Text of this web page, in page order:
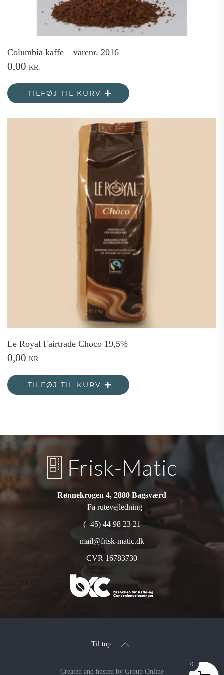
Columbia kaffe – varenr. 2016
0,00 KR.
TILFØJ TIL KURV
Le Royal Fairtrade Choco 19,5%
0,00 KR.
TILFØJ TIL KURV
Rønnekrogen 4, 2880 Bagsværd
– Få rutevejledning
(+45) 44 98 23 21
mail@frisk-matic.dk
CVR 16783730
Til top
Created and hosted by Group Online
0